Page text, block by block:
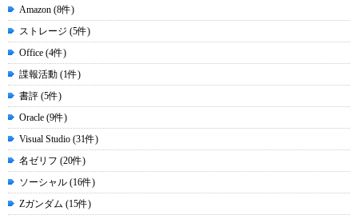
Amazon (8件)
ストレージ (5件)
Office (4件)
諜報活動 (1件)
書評 (5件)
Oracle (9件)
Visual Studio (31件)
名ゼリフ (20件)
ソーシャル (16件)
Zガンダム (15件)